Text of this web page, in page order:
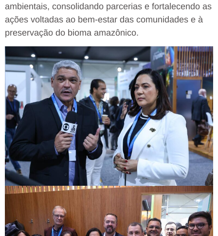
ambientais, consolidando parcerias e fortalecendo as
ações voltadas ao bem-estar das comunidades e à
preservação do bioma amazônico.